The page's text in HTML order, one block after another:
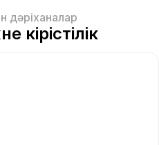
дәріханалар
кірістілік